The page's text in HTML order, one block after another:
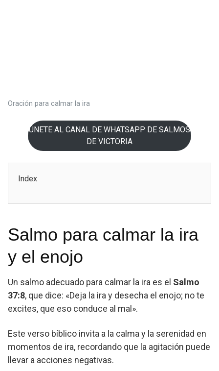
Oración para calmar la ira
ÚNETE AL CANAL DE WHATSAPP DE SALMOS
DE VICTORIA
Index
Salmo para calmar la ira
y el enojo
Un salmo adecuado para calmar la ira es el Salmo
37:8, que dice: «Deja la ira y desecha el enojo; no te
excites, que eso conduce al mal».
Este verso bíblico invita a la calma y la serenidad en
momentos de ira, recordando que la agitación puede
llevar a acciones negativas.